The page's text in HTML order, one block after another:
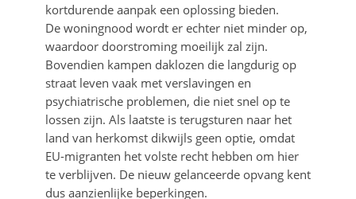
kortdurende aanpak een oplossing bieden.
De woningnood wordt er echter niet minder op,
waardoor doorstroming moeilijk zal zijn.
Bovendien kampen daklozen die langdurig op
straat leven vaak met verslavingen en
psychiatrische problemen, die niet snel op te
lossen zijn. Als laatste is terugsturen naar het
land van herkomst dikwijls geen optie, omdat
EU-migranten het volste recht hebben om hier
te verblijven. De nieuw gelanceerde opvang kent
dus aanzienlijke beperkingen.